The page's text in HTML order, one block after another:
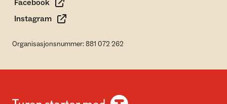
Facebook
Instagram
Organisasjonsnummer: 881 072 262